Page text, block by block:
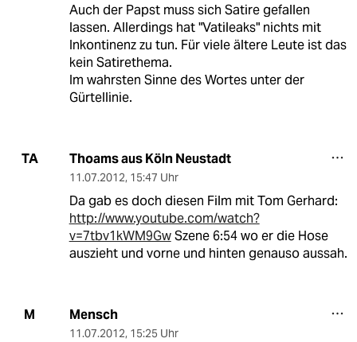
Auch der Papst muss sich Satire gefallen
lassen. Allerdings hat "Vatileaks" nichts mit
Inkontinenz zu tun. Für viele ältere Leute ist das
kein Satirethema.
Im wahrsten Sinne des Wortes unter der
Gürtellinie.
TA Thoams aus Köln Neustadt
11.07.2012, 15:47 Uhr
Da gab es doch diesen Film mit Tom Gerhard:
http://www.youtube.com/watch?
v=7tbv1kWM9GwSzene 6:54 wo er die Hose
auszieht und vorne und hinten genauso aussah.
M Mensch
11.07.2012, 15:25 Uhr